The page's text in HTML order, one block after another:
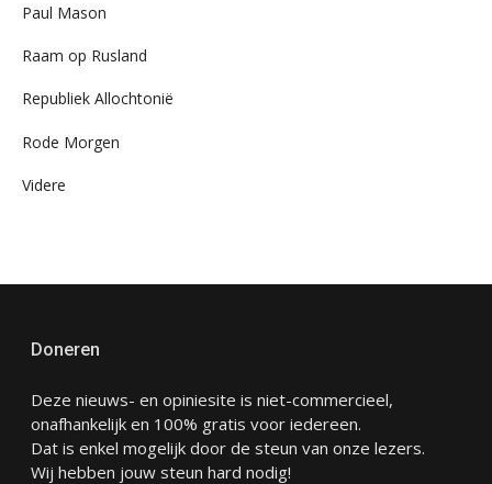
Paul Mason
Raam op Rusland
Republiek Allochtonië
Rode Morgen
Videre
Doneren
Deze nieuws- en opiniesite is niet-commercieel,
onafhankelijk en 100% gratis voor iedereen.
Dat is enkel mogelijk door de steun van onze lezers.
Wij hebben jouw steun hard nodig!